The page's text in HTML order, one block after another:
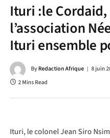
Ituri :le Cordaid,
l’association
Ituri ensemble
ByRedaction Afrique 8 juin
2 Mins Read
Ituri, le colonel Jean Siro